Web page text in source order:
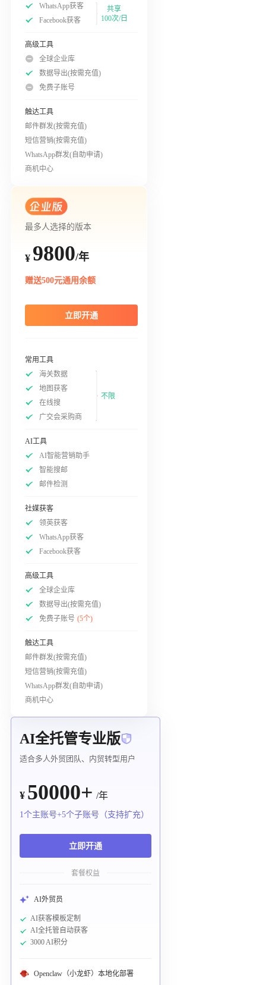
WhatsApp获客
Facebook获客
共享
100次/日
高级工具
全球企业库
数据导出(按需充值)
免费子账号
触达工具
邮件群发(按需充值)
短信营销(按需充值)
WhatsApp群发(自助申请)
商机中心
最多人选择的版本
¥ 9800/年
赠送500元通用余额
立即开通
常用工具
海关数据
地图获客
在线搜
广交会采购商
不限
AI工具
AI智能营销助手
智能搜邮
邮件检测
社媒获客
领英获客
WhatsApp获客
Facebook获客
高级工具
全球企业库
数据导出(按需充值)
免费子账号 (5个)
触达工具
邮件群发(按需充值)
短信营销(按需充值)
WhatsApp群发(自助申请)
商机中心
AI全托管专业版
适合多人外贸团队、内贸转型用户
¥ 50000+ /年
1个主账号+5个子账号（支持扩充）
立即开通
套餐权益
AI外贸员
AI获客模板定制
AI全托管自动获客
3000 AI积分
Openclaw（小龙虾）本地化部署